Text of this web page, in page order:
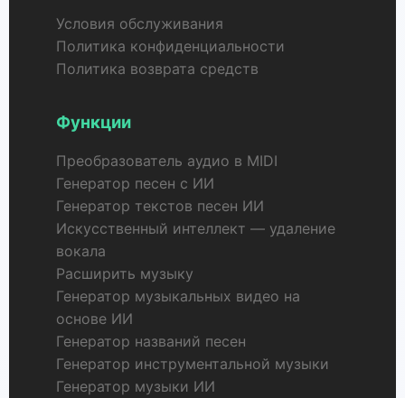
Условия обслуживания
Политика конфиденциальности
Политика возврата средств
Функции
Преобразователь аудио в MIDI
Генератор песен с ИИ
Генератор текстов песен ИИ
Искусственный интеллект — удаление
вокала
Расширить музыку
Генератор музыкальных видео на
основе ИИ
Генератор названий песен
Генератор инструментальной музыки
Генератор музыки ИИ